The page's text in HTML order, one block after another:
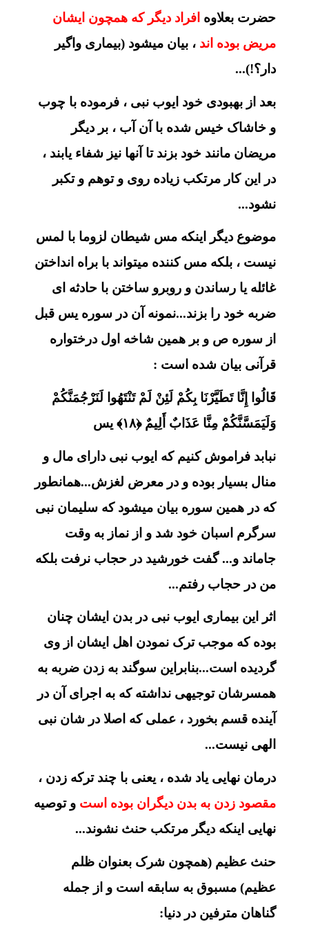
حضرت بعلاوه افراد دیگر که همچون ایشان
مریض بوده اند ، بیان میشود (بیماری واگیر
دار؟!)...
بعد از بهبودی خود ایوب نبی ، فرموده با چوب
و خاشاک خیس شده با آن آب ، بر دیگر
مریضان مانند خود بزند تا آنها نیز شفاء یابند ،
در این کار مرتکب زیاده روی و توهم و تکبر
نشود...
موضوع دیگر اینکه مس شیطان لزوما با لمس
نیست ، بلکه مس کننده میتواند با براه انداختن
غائله یا رساندن و روبرو ساختن با حادثه ای
ضربه خود را بزند...نمونه آن در سوره یس قبل
از سوره ص و بر همین شاخه اول درختواره
قرآنی بیان شده است :
قَالُوا إِنَّا تَطَيَّرْنَا بِكُمْ لَئِنْ لَمْ تَنْتَهُوا لَنَرْجُمَنَّكُمْ
وَلَيَمَسَّنَّكُمْ مِنَّا عَذَابٌ أَلِيمٌ ﴿۱۸﴾ یس
نبابد فراموش کنیم که ایوب نبی دارای مال و
منال بسیار بوده و در معرض لغزش...همانطور
که در همین سوره بیان میشود که سلیمان نبی
سرگرم اسبان خود شد و از نماز به وقت
جاماند و... گفت خورشید در حجاب نرفت بلکه
من در حجاب رفتم...
اثر این بیماری ایوب نبی در بدن ایشان چنان
بوده که موجب ترک نمودن اهل ایشان از وی
گردیده است...بنابراین سوگند به زدن ضربه به
همسرشان توجیهی نداشته که به اجرای آن در
آینده قسم بخورد ، عملی که اصلا در شان نبی
الهی نیست...
درمان نهایی یاد شده ، یعنی با چند ترکه زدن ،
مقصود زدن به بدن دیگران بوده است و توصیه
نهایی اینکه دیگر مرتکب حنث نشوند...
حنث عظیم (همچون شرک بعنوان ظلم
عظیم) مسبوق به سابقه است و از جمله
گناهان مترفین در دنیا: